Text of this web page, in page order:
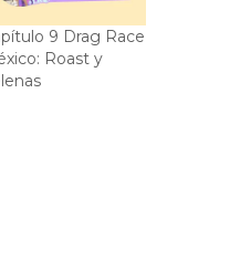
9 Drag Race
Roast y